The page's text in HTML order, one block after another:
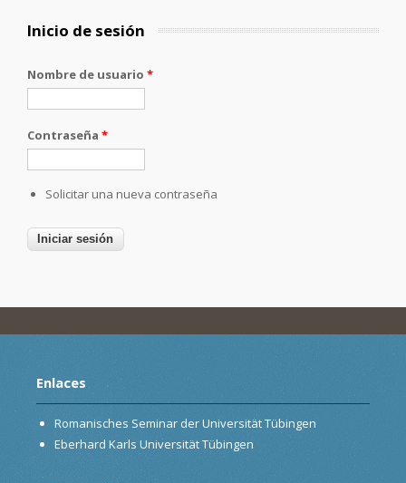
Inicio de sesión
Nombre de usuario *
Contraseña *
Solicitar una nueva contraseña
Enlaces
Romanisches Seminar der Universität Tübingen
Eberhard Karls Universität Tübingen